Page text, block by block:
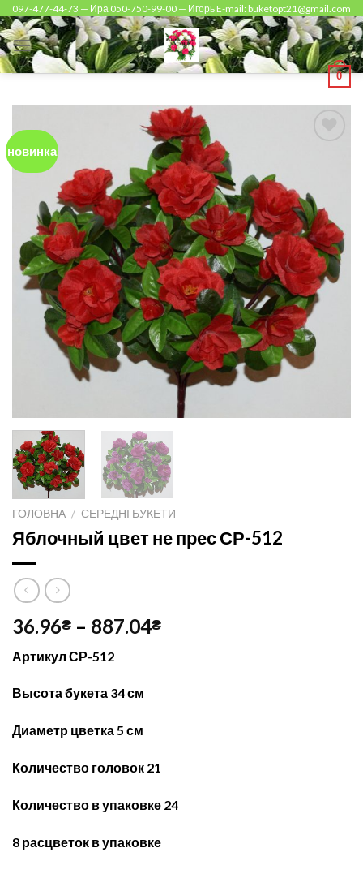
Skip
to
content
097-477-44-73 — Ира 050-750-99-00 — Игорь E-mail: buketopt21@gmail.com
0
новинка
Wishlist
ГОЛОВНА / СЕРЕДНІ БУКЕТИ
Яблочный цвет не прес СР-512
36.96₴ – 887.04₴
Артикул СР-512
Высота букета 34см
Диаметр цветка 5 см
Количество головок 21
Количество в упаковке 24
8 расцветок в упаковке